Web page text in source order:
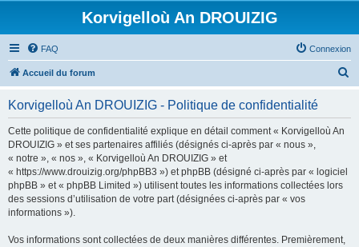
Korvigelloù An DROUIZIG
FAQ Connexion
Accueil du forum
Korvigelloù An DROUIZIG - Politique de confidentialité
Cette politique de confidentialité explique en détail comment « Korvigelloù An
DROUIZIG » et ses partenaires affiliés (désignés ci-après par « nous »,
« notre », « nos », « Korvigelloù An DROUIZIG » et
« https://www.drouizig.org/phpBB3 ») et phpBB (désigné ci-après par « logiciel
phpBB » et « phpBB Limited ») utilisent toutes les informations collectées lors
des sessions d’utilisation de votre part (désignées ci-après par « vos
informations »).
Vos informations sont collectées de deux manières différentes. Premièrement,